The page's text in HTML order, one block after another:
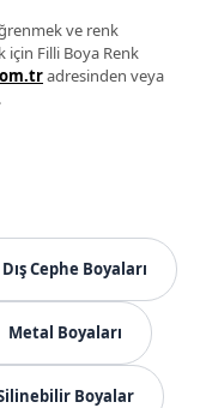
ve renk
için Filli Boya Renk
adresinden veya
Dış Cephe Boyaları
Metal Boyaları
Boyalar